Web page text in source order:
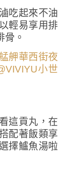
吃起來不油
輕易享用排
。
這貢丸，在
配著飯類享
擇鱸魚湯啦